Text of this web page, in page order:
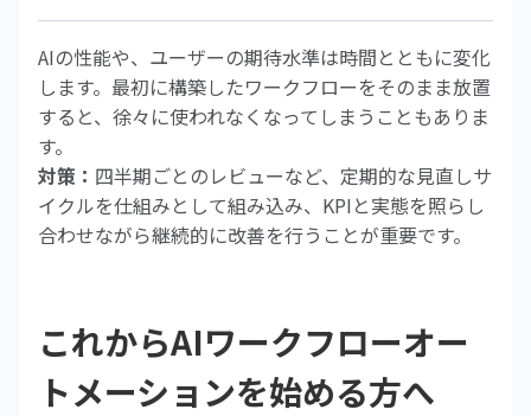
AIの性能や、ユーザーの期待水準は時間とともに変化
します。最初に構築したワークフローをそのまま放置
すると、徐々に使われなくなってしまうこともありま
す。
対策： 四半期ごとのレビューなど、定期的な見直しサ
イクルを仕組みとして組み込み、KPIと実態を照らし
合わせながら継続的に改善を行うことが重要です。
これからAIワークフローオー
トメーションを始める方へ